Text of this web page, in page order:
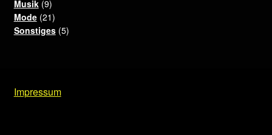
Musik 99
Produkte
Mode 2121
Produkte
Sonstiges 55
Impressum